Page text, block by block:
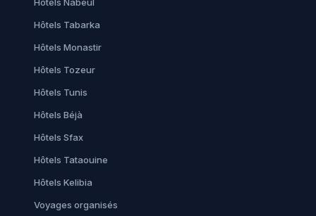
Hôtels Tabarka
Hôtels Monastir
Hôtels Tozeur
Hôtels Tunis
Hôtels Béjà
Hôtels Sfax
Hôtels Tataouine
Hôtels Kelibia
Voyages organisés